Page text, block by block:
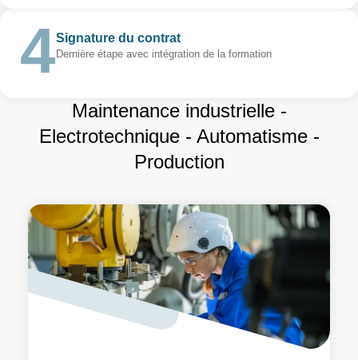
Signature du contrat
Dernière étape avec intégration de la formation
Maintenance industrielle -
Electrotechnique - Automatisme -
Production